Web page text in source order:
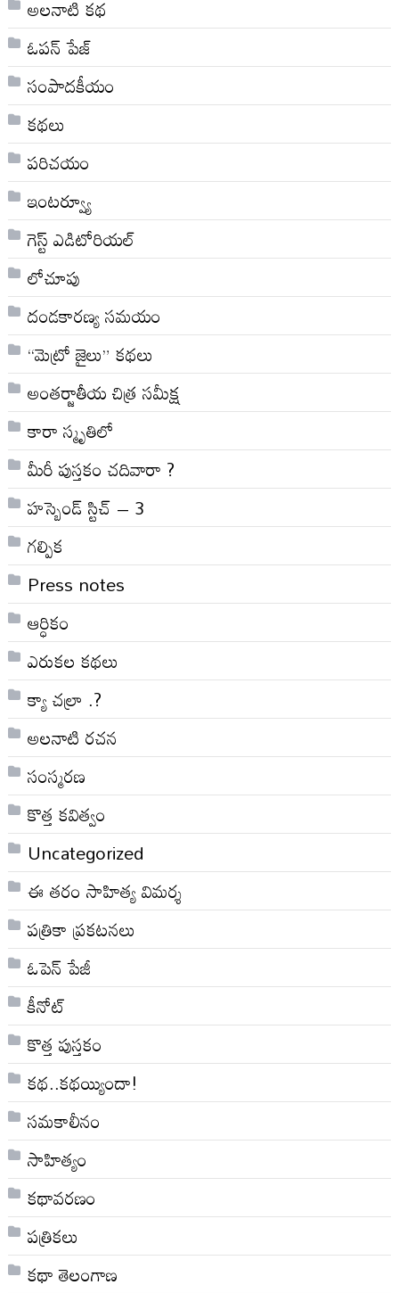
అల‌నాటి క‌థ‌
ఓపన్ పేజ్
సంపాదకీయం
కథలు
పరిచయం
ఇంటర్వ్యూ
గెస్ట్ ఎడిటోరియల్
లోచూపు
దండకారణ్య సమయం
“మెట్రో జైలు” కథలు
అంతర్జాతీయ చిత్ర సమీక్ష
కారా స్మృతిలో
మీరీ పుస్తకం చదివారా ?
హస్బెండ్ స్టిచ్ – 3
గల్పిక
Press notes
ఆర్ధికం
ఎరుకల కథలు
క్యా చల్రా .?
అలనాటి రచన
సంస్మరణ
కొత్త కవిత్వం
Uncategorized
ఈ తరం సాహిత్య విమర్శ
పత్రికా ప్రకటనలు
ఓపెన్ పేజీ
కీనోట్
కొత్త పుస్తకం
కథ..కథయ్యిందా!
సమకాలీనం
సాహిత్యం
కథావరణం
పత్రికలు
కథా తెలంగాణ